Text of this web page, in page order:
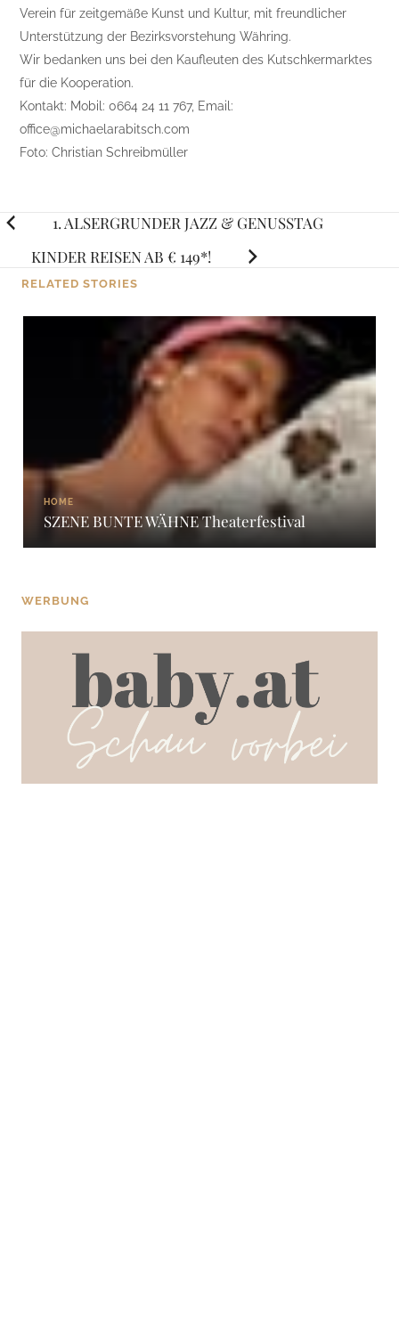
Verein für zeitgemäße Kunst und Kultur, mit freundlicher
Unterstützung der Bezirksvorstehung Währing.
Wir bedanken uns bei den Kaufleuten des Kutschkermarktes
für die Kooperation.
Kontakt: Mobil: 0664 24 11 767, Email:
office@michaelarabitsch.com
Foto: Christian Schreibmüller
Posts
navigation
1. ALSERGRUNDER JAZZ & GENUSSTAG
KINDER REISEN AB € 149*!
RELATED STORIES
HOME
SZENE BUNTE WÄHNE Theaterfestival
WERBUNG